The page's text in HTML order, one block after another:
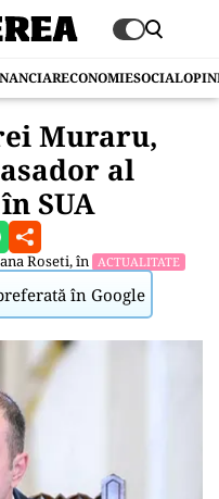
ECONOMIESOCIAL
Muraru,
al
SUA
Roseti, în ACTUALITATE
în Google